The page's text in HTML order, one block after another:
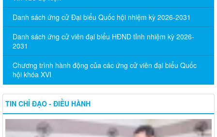
Danh sách ứng cử Đại biểu Quốc hội nhiệm kỳ 2026-2031
Danh sách ứng cử viên đại biểu HĐND tỉnh nhiệm kỳ 2026-
2031
Chương trình hành động của các ứng cử viên đại biểu Quốc
hội khóa XVI
TIN CHỈ ĐẠO - ĐIỀU HÀNH